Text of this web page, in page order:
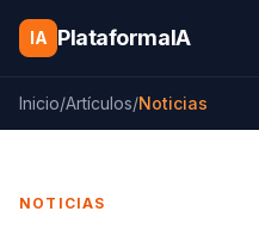
Saltar al contenido
IA PlataformaIA
Inicio/Artículos/Noticias
NOTICIAS